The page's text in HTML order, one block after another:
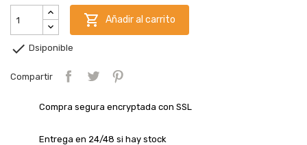
 Añadir al carrito
 Dsiponible
Compartir
Compra segura encryptada con SSL
Entrega en 24/48 si hay stock